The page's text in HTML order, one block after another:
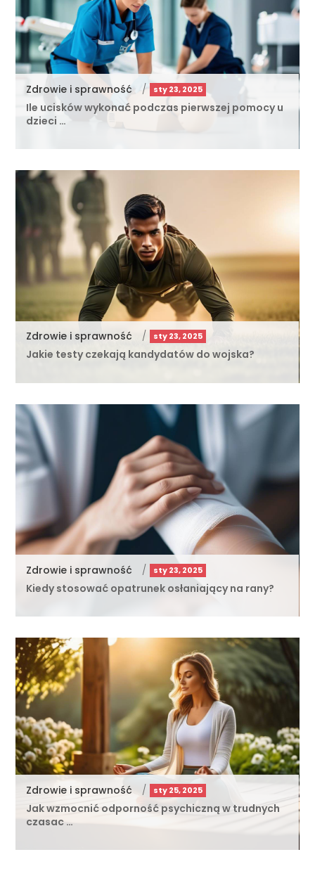
Zdrowie i sprawność / sty 23, 2025
Ile ucisków wykonać podczas pierwszej pomocy u
dzieci …
Zdrowie i sprawność / sty 23, 2025
Jakie testy czekają kandydatów do wojska?
Zdrowie i sprawność / sty 23, 2025
Kiedy stosować opatrunek osłaniający na rany?
Zdrowie i sprawność / sty 25, 2025
Jak wzmocnić odporność psychiczną w trudnych
czasac …